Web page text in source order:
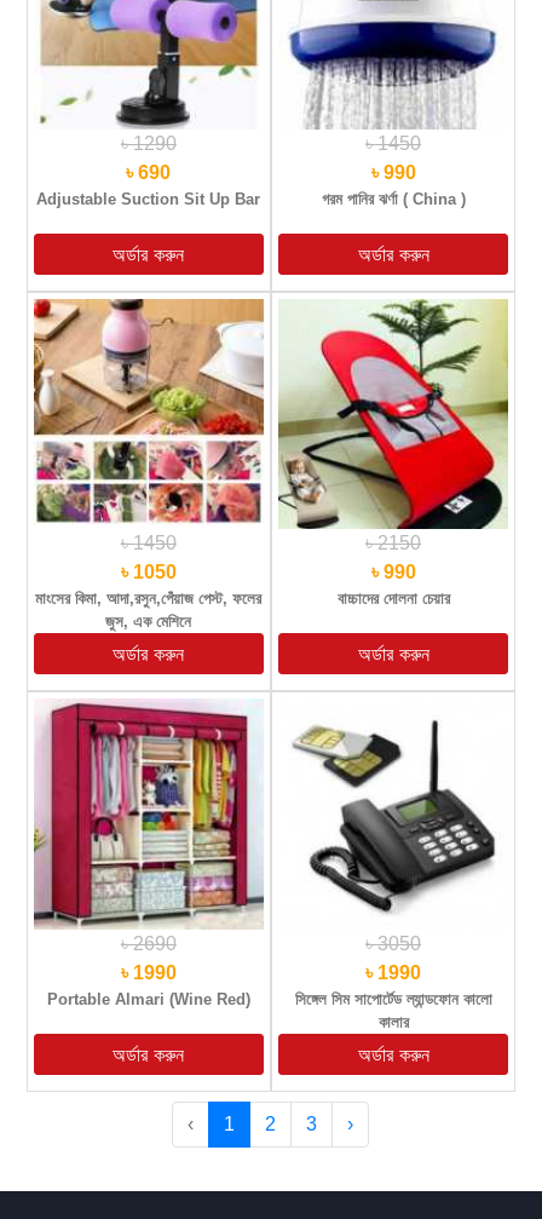
৳ 1290
৳ 690
Adjustable Suction Sit Up Bar
৳ 1450
৳ 990
গরম পানির ঝর্ণা ( China )
৳ 1450
৳ 1050
মাংসের কিমা, আদা,রসুন,পেঁয়াজ পেস্ট, ফলের
জুস, এক মেশিনে
৳ 2150
৳ 990
বাচ্চাদের দোলনা চেয়ার
৳ 2690
৳ 1990
Portable Almari (Wine Red)
৳ 3050
৳ 1990
সিঙ্গেল সিম সাপোর্টেড ল্যান্ডফোন কালো
কালার
‹ 1 2 3 ›